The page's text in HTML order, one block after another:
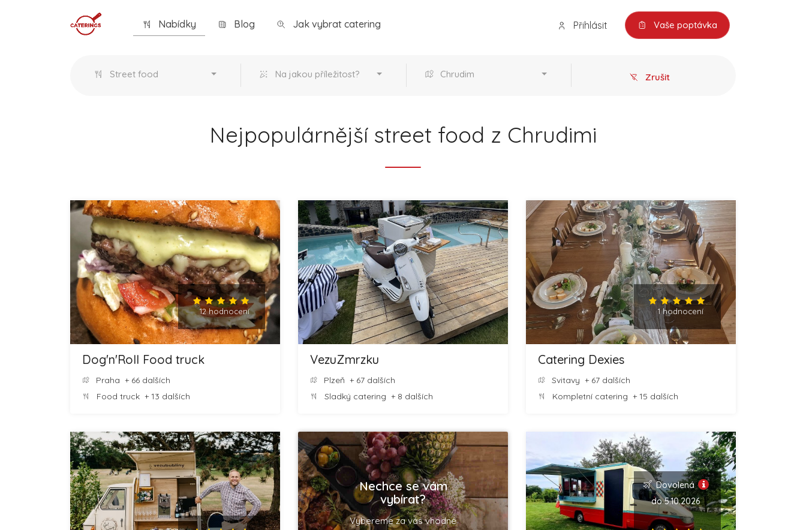
Nabídky Blog Jak vybrat catering Přihlásit Vaše poptávka
Street food Na jakou příležitost? Chrudim Zrušit
Nejpopulárnější street food z Chrudimi
12 hodnocení
Dog'n'Roll Food truck
Praha + 66 dalších
Food truck + 13 dalších
VezuZmrzku
Plzeň + 67 dalších
Sladký catering + 8 dalších
1 hodnocení
Catering Dexies
Svitavy + 67 dalších
Kompletní catering + 15 dalších
Nechce se vám
vybírat?
Vybereme za vás vhodné
Dovolená
do 5.10.2026